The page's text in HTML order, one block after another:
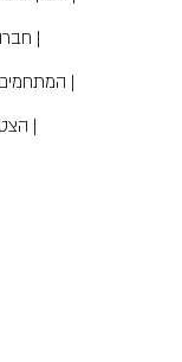
BUSINESS CLUB חברות |
crème de la CLUB המתחמים |
Join the CLUB הצטרפות |